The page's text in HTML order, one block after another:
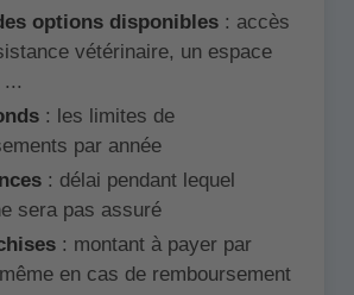
options disponibles : accès
vétérinaire, un espace
: les limites de
par année
: délai pendant lequel
sera pas assuré
: montant à payer par
en cas de remboursement